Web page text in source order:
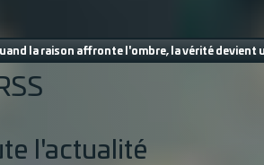
la raison affronte l'ombre, la vérité devient
l'actualité